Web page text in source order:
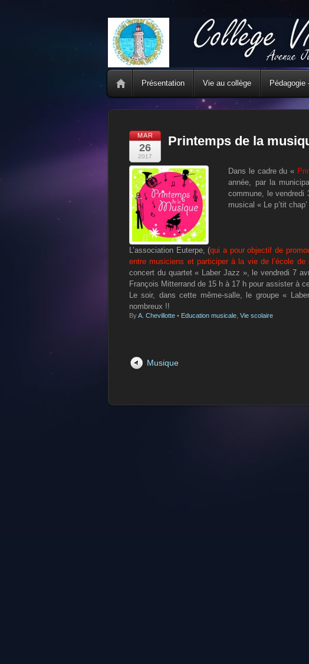
Présentation Vie au collège Pédagogie
MAR
26
2017
Printemps de la
Dans le cadre du «
année, par la
commune, le
musical « Le p’tit
L’association Euterpe, (qui a pour objectif de p
entre musiciens et participer à la vie de l’école de
concert du quartet « Laber Jazz », le vendredi 7
François Mitterrand de 15 h à 17 h pour assister à
Le soir, dans cette même-salle, le groupe «
nombreux !!
ByA. Chevillotte • Education musicale Vie scolaire
Musique